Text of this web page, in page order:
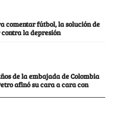
comentar fútbol, la solución de
la depresión
de la embajada de Colombia
afinó su cara a cara con